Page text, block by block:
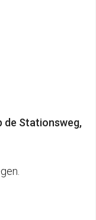
de Stationsweg,